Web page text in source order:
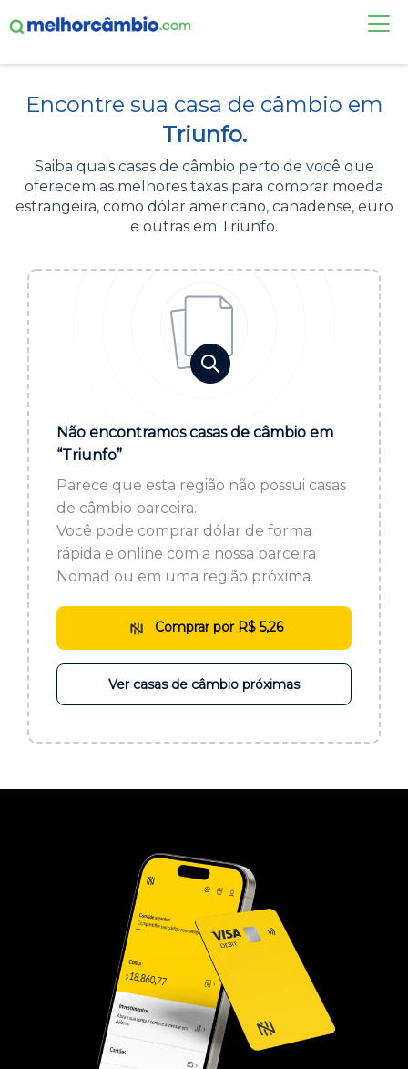
CASAS DE CÂMBIO
DÓLAR HOJE
ALERTA DE CÂMBIO
Acesse sua conta:
BROKER DE OFERTAS
ou cadastre-se se ainda não tem registro:
Encontre sua casa de câmbio em
Triunfo.
Saiba quais casas de câmbio perto de você que
oferecem as melhores taxas para comprar moeda
estrangeira, como dólar americano, canadense, euro
e outras em Triunfo.
Não encontramos casas de câmbio em
“Triunfo”
Parece que esta região não possui casas
de câmbio parceira.
Você pode comprar dólar de forma
rápida e online com a nossa parceira
Nomad ou em uma região próxima.
Comprar por R$ 5,26
Ver casas de câmbio próximas